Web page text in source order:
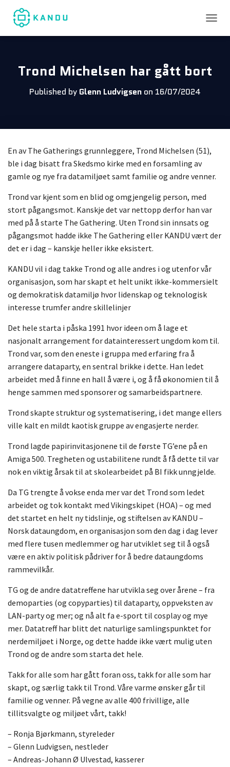
Trond Michelsen har gått bort
Published by Glenn Ludvigsen on 16/07/2024
En av The Gatherings grunnleggere, Trond Michelsen (51),
ble i dag bisatt fra Skedsmo kirke med en forsamling av
gamle og nye fra datamiljøet samt familie og andre venner.
Trond var kjent som en blid og omgjengelig person, med
stort pågangsmot. Kanskje det var nettopp derfor han var
med på å starte The Gathering. Uten Trond sin innsats og
pågangsmot hadde ikke The Gathering eller KANDU vært der
det er i dag – kanskje heller ikke eksistert.
KANDU vil i dag takke Trond og alle andres i og utenfor vår
organisasjon, som har skapt et helt unikt ikke-kommersielt
og demokratisk datamiljø hvor lidenskap og teknologisk
interesse trumfer andre skillelinjer
Det hele starta i påska 1991 hvor ideen om å lage et
nasjonalt arrangement for datainteressert ungdom kom til.
Trond var, som den eneste i gruppa med erfaring fra å
arrangere dataparty, en sentral brikke i dette. Han ledet
arbeidet med å finne en hall å være i, og å få økonomien til å
henge sammen med sponsorer og samarbeidspartnere.
Trond skapte struktur og systematisering, i det mange ellers
ville kalt en mildt kaotisk gruppe av engasjerte nerder.
Trond lagde papirinvitasjonene til de første TG’ene på en
Amiga 500. Tregheten og ustabilitene rundt å få dette til var
nok en viktig årsak til at skolearbeidet på BI fikk unngjelde.
Da TG trengte å vokse enda mer var det Trond som ledet
arbeidet og tok kontakt med Vikingskipet (HOA) – og med
det startet en helt ny tidslinje, og stiftelsen av KANDU –
Norsk dataungdom, en organisasjon som den dag i dag lever
med flere tusen medlemmer og har utviklet seg til å også
være en aktiv politisk pådriver for å bedre dataungdoms
rammevilkår.
TG og de andre datatreffene har utvikla seg over årene – fra
demoparties (og copyparties) til dataparty, oppveksten av
LAN-party og mer; og nå alt fa e-sport til cosplay og mye
mer. Datatreff har blitt det naturlige samlingspunktet for
nerdemiljøet i Norge, og dette hadde ikke vært mulig uten
Trond og de andre som starta det hele.
Takk for alle som har gått foran oss, takk for alle som har
skapt, og særlig takk til Trond. Våre varme ønsker går til
familie og venner. På vegne av alle 400 frivillige, alle
tillitsvalgte og miljøet vårt, takk!
– Ronja Bjørkmann, styreleder
– Glenn Ludvigsen, nestleder
– Andreas-Johann Ø Ulvestad, kasserer